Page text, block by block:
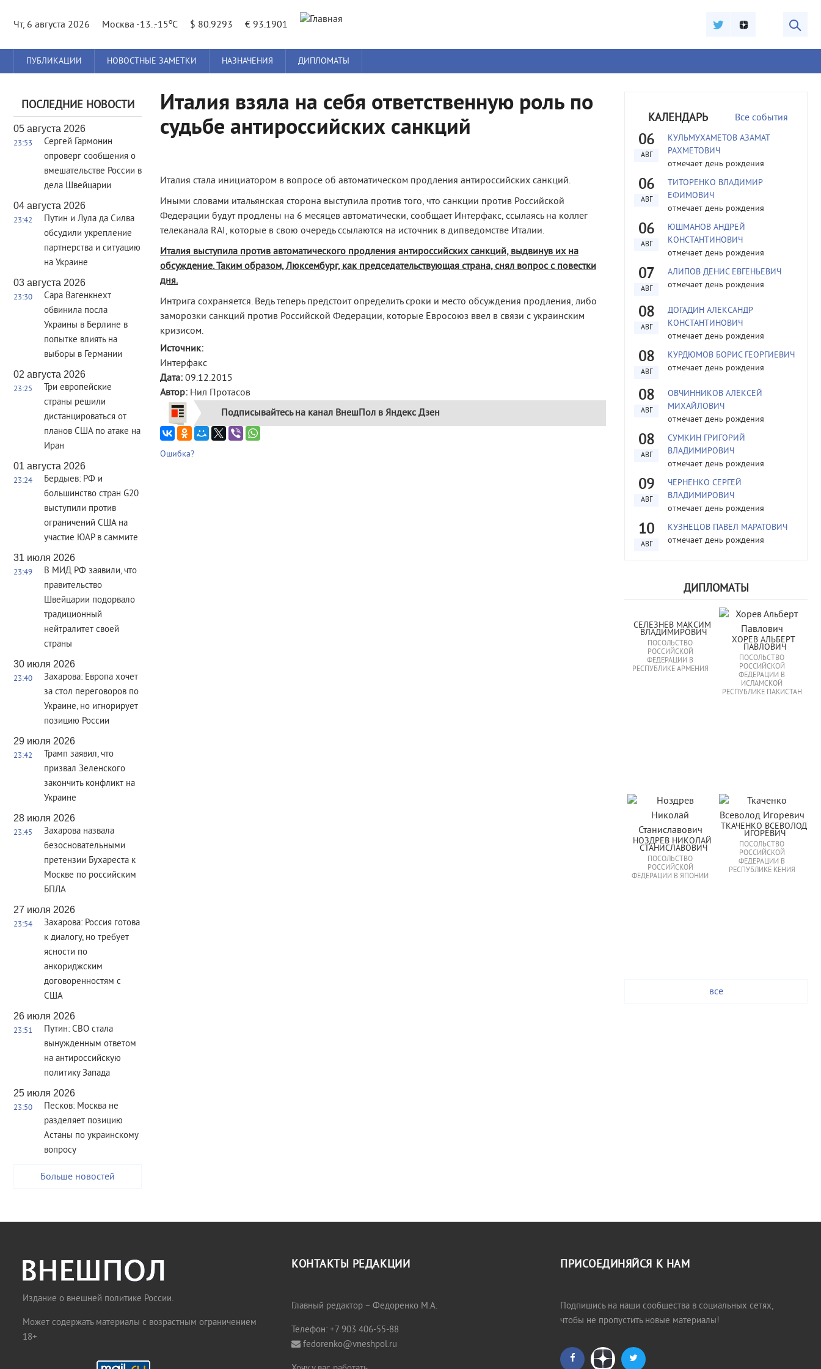
Чт, 6 августа 2026
Москва -13..-15oC $ 80.9293 € 93.1901
Главное
меню
ПУБЛИКАЦИИ НОВОСТНЫЕ ЗАМЕТКИ НАЗНАЧЕНИЯ ДИПЛОМАТЫ
ПОСЛЕДНИЕ НОВОСТИ
05 августа 2026
23:53
Сергей Гармонин
опроверг сообщения о
вмешательстве России в
дела Швейцарии
04 августа 2026
23:42
Путин и Лула да Силва
обсудили укрепление
партнерства и ситуацию
на Украине
03 августа 2026
23:30
Сара Вагенкнехт
обвинила посла
Украины в Берлине в
попытке влиять на
выборы в Германии
02 августа 2026
23:25
Три европейские
страны решили
дистанцироваться от
планов США по атаке на
Иран
01 августа 2026
23:24
Бердыев: РФ и
большинство стран G20
выступили против
ограничений США на
участие ЮАР в саммите
31 июля 2026
23:49
В МИД РФ заявили, что
правительство
Швейцарии подорвало
традиционный
нейтралитет своей
страны
30 июля 2026
23:40
Захарова: Европа хочет
за стол переговоров по
Украине, но игнорирует
позицию России
29 июля 2026
23:42
Трамп заявил, что
призвал Зеленского
закончить конфликт на
Украине
28 июля 2026
23:45
Захарова назвала
безосновательными
претензии Бухареста к
Москве по российским
БПЛА
27 июля 2026
23:54
Захарова: Россия готова
к диалогу, но требует
ясности по
анкориджским
договоренностям с
США
26 июля 2026
23:51
Путин: СВО стала
вынужденным ответом
на антироссийскую
политику Запада
25 июля 2026
23:50
Песков: Москва не
разделяет позицию
Астаны по украинскому
вопросу
Больше новостей
Италия взяла на себя ответственную роль по
судьбе антироссийских санкций
Италия стала инициатором в вопросе об автоматическом продления антироссийских санкций.
Иными словами итальянская сторона выступила против того, что санкции против Российской
Федерации будут продлены на 6 месяцев автоматически, сообщает Интерфакс, ссылаясь на коллег
телеканала RAI, которые в свою очередь ссылаются на источник в дипведомстве Италии.
Италия выступила против автоматического продления антироссийских санкций, выдвинув их на
обсуждение. Таким образом, Люксембург, как председательствующая страна, снял вопрос с повестки
дня.
Интрига сохраняется. Ведь теперь предстоит определить сроки и место обсуждения продления, либо
заморозки санкций против Российской Федерации, которые Евросоюз ввел в связи с украинским
кризисом.
Источник:
Интерфакс
Дата: 09.12.2015
Автор: Нил Протасов
Подписывайтесь на канал ВнешПол в Яндекс Дзен
Ошибка?
КАЛЕНДАРЬ Все события
06
АВГ
КУЛЬМУХАМЕТОВ АЗАМАТ
РАХМЕТОВИЧ
отмечает день рождения
06
АВГ
ТИТОРЕНКО ВЛАДИМИР
ЕФИМОВИЧ
отмечает день рождения
06
АВГ
ЮШМАНОВ АНДРЕЙ
КОНСТАНТИНОВИЧ
отмечает день рождения
07
АВГ
АЛИПОВ ДЕНИС ЕВГЕНЬЕВИЧ
отмечает день рождения
08
АВГ
ДОГАДИН АЛЕКСАНДР
КОНСТАНТИНОВИЧ
отмечает день рождения
08
АВГ
КУРДЮМОВ БОРИС ГЕОРГИЕВИЧ
отмечает день рождения
08
АВГ
ОВЧИННИКОВ АЛЕКСЕЙ
МИХАЙЛОВИЧ
отмечает день рождения
08
АВГ
СУМКИН ГРИГОРИЙ
ВЛАДИМИРОВИЧ
отмечает день рождения
09
АВГ
ЧЕРНЕНКО СЕРГЕЙ
ВЛАДИМИРОВИЧ
отмечает день рождения
10
АВГ
КУЗНЕЦОВ ПАВЕЛ МАРАТОВИЧ
отмечает день рождения
ДИПЛОМАТЫ
СЕЛЕЗНЕВ МАКСИМ
ВЛАДИМИРОВИЧ
ПОСОЛЬСТВО
РОССИЙСКОЙ
ФЕДЕРАЦИИ В
РЕСПУБЛИКЕ АРМЕНИЯ
ХОРЕВ АЛЬБЕРТ
ПАВЛОВИЧ
ПОСОЛЬСТВО
РОССИЙСКОЙ
ФЕДЕРАЦИИ В
ИСЛАМСКОЙ
РЕСПУБЛИКЕ ПАКИСТАН
НОЗДРЕВ НИКОЛАЙ
СТАНИСЛАВОВИЧ
ПОСОЛЬСТВО
РОССИЙСКОЙ
ФЕДЕРАЦИИ В ЯПОНИИ
ТКАЧЕНКО ВСЕВОЛОД
ИГОРЕВИЧ
ПОСОЛЬСТВО
РОССИЙСКОЙ
ФЕДЕРАЦИИ В
РЕСПУБЛИКЕ КЕНИЯ
все
Издание о внешней политике России.
Может содержать материалы с возрастным ограничением
18+
КОНТАКТЫ РЕДАКЦИИ
Главный редактор – Федоренко М.А.
Телефон: +7 903 406-55-88
fedorenko@vneshpol.ru
ПРИСОЕДИНЯЙСЯ К НАМ
Подпишись на наши сообщества в социальных сетях,
чтобы не пропустить новые материалы!